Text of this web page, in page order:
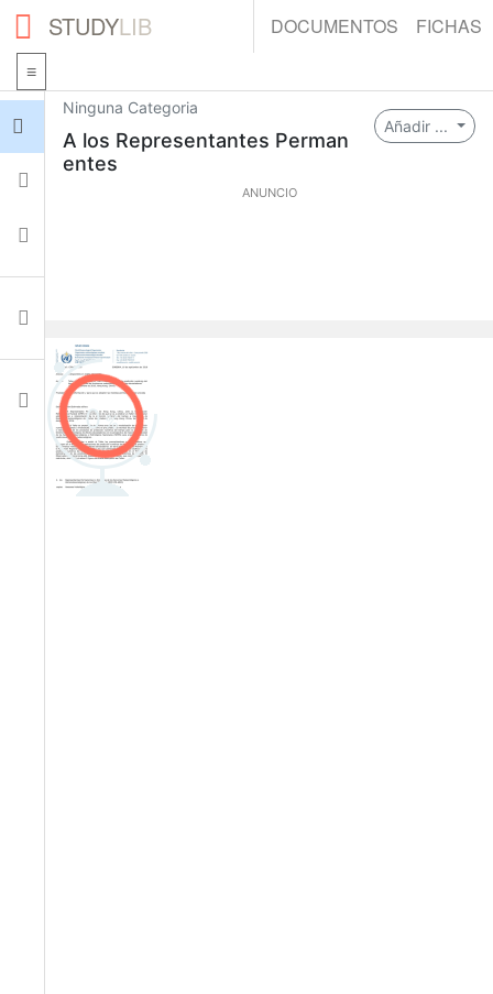
STUDYLIB DOCUMENTOS FICHAS
Ajustes
Añadir ...
Ninguna Categoria
A los Representantes Perman
entes
ANUNCIO
0